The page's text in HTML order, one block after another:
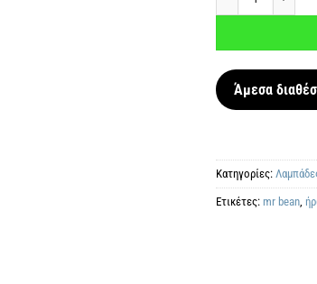
Άμεσα
Κατηγορίες:
Ετικέτες: mr bean